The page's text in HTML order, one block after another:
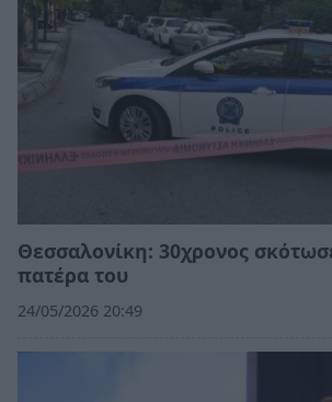
Θεσσαλονίκη: 30χρονος
πατέρα του
24/05/2026 20:49